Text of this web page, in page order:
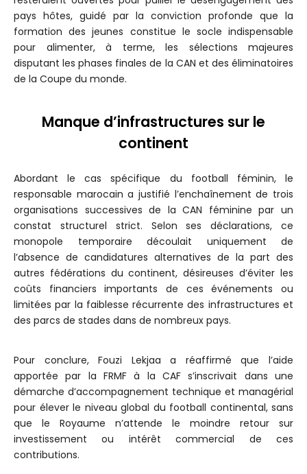
pays hôtes, guidé par la conviction profonde que la
formation des jeunes constitue le socle indispensable
pour alimenter, à terme, les sélections majeures
disputant les phases finales de la CAN et des éliminatoires
de la Coupe du monde.
Manque d’infrastructures sur le
continent
Abordant le cas spécifique du football féminin, le
responsable marocain a justifié l’enchaînement de trois
organisations successives de la CAN féminine par un
constat structurel strict. Selon ses déclarations, ce
monopole temporaire découlait uniquement de
l’absence de candidatures alternatives de la part des
autres fédérations du continent, désireuses d’éviter les
coûts financiers importants de ces événements ou
limitées par la faiblesse récurrente des infrastructures et
des parcs de stades dans de nombreux pays.
Pour conclure, Fouzi Lekjaa a réaffirmé que l’aide
apportée par la FRMF à la CAF s’inscrivait dans une
démarche d’accompagnement technique et managérial
pour élever le niveau global du football continental, sans
que le Royaume n’attende le moindre retour sur
investissement ou intérêt commercial de ces
contributions.